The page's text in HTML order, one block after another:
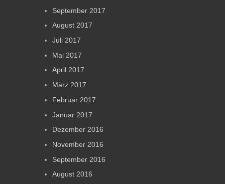
September 2017
August 2017
Juli 2017
Mai 2017
April 2017
März 2017
Februar 2017
Januar 2017
Dezember 2016
November 2016
September 2016
August 2016